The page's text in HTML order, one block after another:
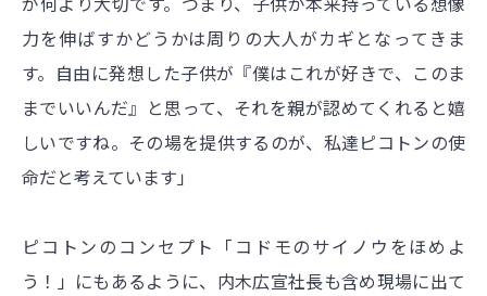
力を伸ばすかどうかは周りの大人がカギとなってきま
す。自由に発想した子供が『僕はこれが好きで、このま
までいいんだ』と思って、それを親が認めてくれると嬉
しいですね。その場を提供するのが、私達ピコトンの使
命だと考えています」
ピコトンのコンセプト「コドモのサイノウをほめよ
う！」にもあるように、内木広宣社長も含め現場に出て